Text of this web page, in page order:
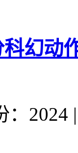
科幻动
：2024 |